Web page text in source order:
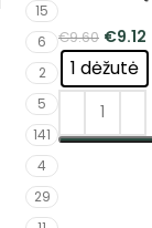
15
6
2
5
141
4
29
€9.60 €9.12
1 dėžutė